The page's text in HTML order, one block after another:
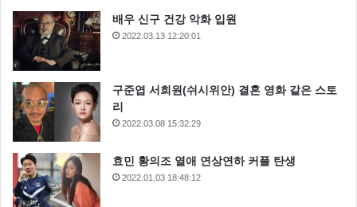
배우 신구 건강 악화 입원
2022.03.13 12:20:01
구준엽 서희원(쉬시위안) 결혼 영화 같은 스토
리
2022.03.08 15:32:29
효민 황의조 열애 연상연하 커플 탄생
2022.01.03 18:48:12